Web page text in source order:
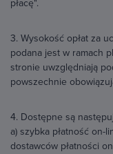
płacę".
3. Wysokość opłat za
podana jest w ramach
stronie uwzględniają
powszechnie
4. Dostępne są
a) szybka płatność on-
dostawców płatności